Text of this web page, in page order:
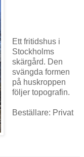
Ett fritidshus i
Stockholms
skärgård. Den
svängda formen
på huskroppen
följer topografin.
Beställare: Privat